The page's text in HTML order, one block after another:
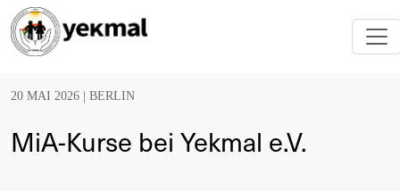
20 MAI 2026 | BERLIN
MiA-Kurse bei Yekmal e.V.